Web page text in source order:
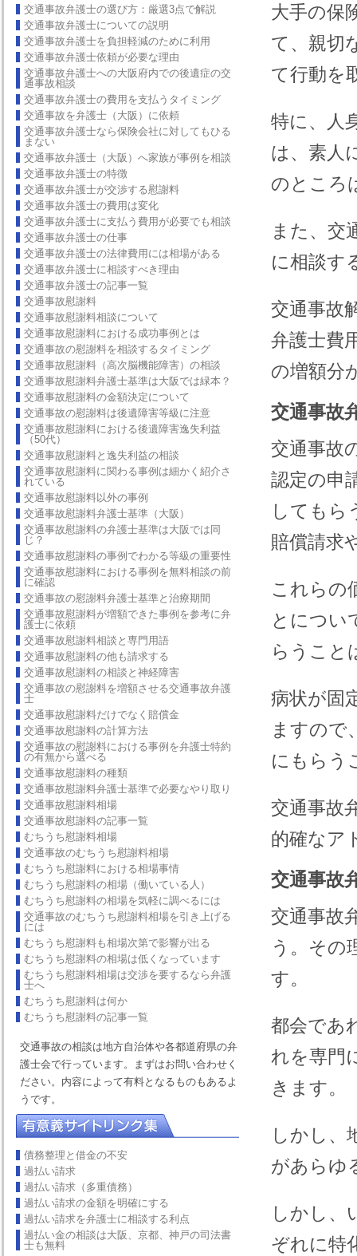
交通事故弁護士の選び方：厳選3点で解説
交通事故弁護士についての説明
交通事故弁護士を負担軽減のために利用
交通事故弁護士依頼が必要な理由
交通事故弁護士への大阪府内での後遺症の交
通事故相談
交通事故弁護士の費用を支払うタイミング
交通事故を弁護士（大阪）に依頼
交通事故弁護士なら保険会社に対してもひる
まない
交通事故弁護士（大阪）へ家族が事例を相談
交通事故弁護士の特徴
交通事故弁護士が交渉する慰謝料
交通事故弁護士の費用は変化
交通事故弁護士に支払う費用が必要でも相談
交通事故弁護士の仕事
交通事故弁護士の法律費用には相場がある
交通事故弁護士に相談すべき理由
交通事故弁護士の記事一覧
交通事故慰謝料
交通事故慰謝料相談について
交通事故慰謝料における成功事例とは
交通事故の慰謝料を相談するタイミング
交通事故慰謝料（高次脳機能障害）の相談
交通事故慰謝料弁護士基準は大阪では緑本？
交通事故慰謝料の金額決定について
交通事故の慰謝料は後遺障害等級に注意
交通事故慰謝料における後遺障害逸失利益
（50代）
交通事故慰謝料と逸失利益の相談
交通事故慰謝料に関わる事例は細かく紹介さ
れている
交通事故慰謝料以外の事例
交通事故慰謝料弁護士基準（大阪）
交通事故慰謝料の弁護士基準は大阪では同
じ？
交通事故慰謝料の事例でわかる等級の重要性
交通事故慰謝料における事例を無料相談の前
に確認
交通事故の慰謝料弁護士基準と治療期間
交通事故慰謝料が増額できた事例を参考に弁
護士に依頼
交通事故慰謝料相談と専門用語
交通事故慰謝料の他も請求する
交通事故慰謝料の相談と神経障害
交通事故の慰謝料を増額させる交通事故弁護
士
交通事故慰謝料だけでなく賠償金
交通事故慰謝料の計算方法
交通事故の慰謝料における事例を弁護士特約
の有無から選べる
交通事故慰謝料の種類
交通事故慰謝料弁護士基準で必要なやり取り
交通事故慰謝料相場
交通事故慰謝料の記事一覧
むちうち慰謝料相場
交通事故のむちうち慰謝料相場
むちうち慰謝料における相場事情
むちうち慰謝料の相場（働いている人）
むちうち慰謝料の相場を気軽に調べるには
交通事故のむちうち慰謝料相場を引き上げる
には
むちうち慰謝料も相場次第で影響が出る
むちうち慰謝料の相場は低くなっています
むちうち慰謝料相場は交渉を要するなら弁護
士へ
むちうち慰謝料は何か
むちうち慰謝料の記事一覧
交通事故の相談は地方自治体や各都道府県の弁
護士会で行っています。まずはお問い合わせく
ださい。内容によって有料となるものもあるよ
うです。
債務整理と借金の不安
過払い請求
過払い請求（多重債務）
過払い請求の金額を明確にする
過払い請求を弁護士に相談する利点
過払い金の相談は大阪、京都、神戸の司法書
士も無料
大手の保
て、親切
て行動を
特に、人
は、素人
のところ
また、交
に相談す
交通事故
弁護士費
の増額分
交通事故
交通事故
認定の申
してもら
賠償請求
これらの
とについ
らうこと
病状が固
ますので
にもらう
交通事故
的確なア
交通事故
交通事故
う。その
す。
都会であ
れを専門
きます。
しかし、
があらゆ
しかし、
ぞれに特